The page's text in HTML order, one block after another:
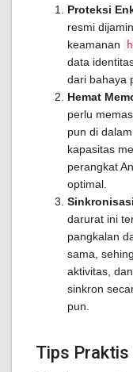
Proteksi
resmi
keamanan
data
dari bahaya
Hemat
perlu
pun di
kapasitas
perangkat
optimal.
darurat ini
pangkalan
sama,
aktivitas,
sinkron
pun.
Tips